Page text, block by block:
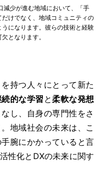
減少が進む地域において、「手
けでなく、地域コミュニティの
になります。彼らの技術と経験
となります。
持つ人々にとって新た
的な学習 と柔軟な発想
し、自身の専門性をさ
地域社会の未来は、こ
腕にかかっていると言
性化とDXの未来に関す